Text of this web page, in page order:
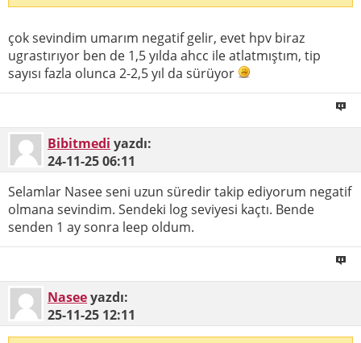
çok sevindim umarım negatif gelir, evet hpv biraz
ugrastırıyor ben de 1,5 yılda ahcc ile atlatmıştım, tip
sayısı fazla olunca 2-2,5 yıl da sürüyor
Bibitmedi yazdı:
24-11-2506:11
Selamlar Nasee seni uzun süredir takip ediyorum negatif
olmana sevindim. Sendeki log seviyesi kaçtı. Bende
senden 1 ay sonra leep oldum.
Naseeyazdı:
25-11-25 12:11